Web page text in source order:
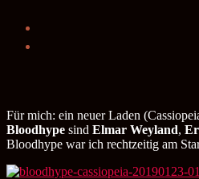
Für mich: ein neuer Laden
Bloodhype sind Elmar Weyland,
Bloodhype war ich rechtzeitig am